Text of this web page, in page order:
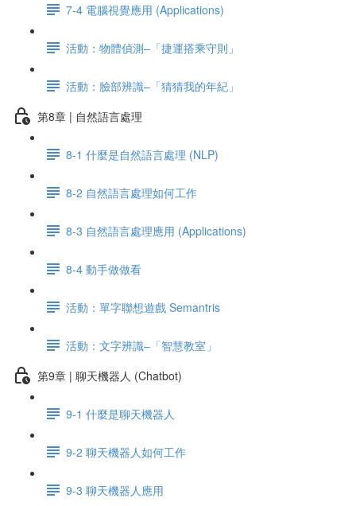
7-4 電腦視覺應用 (Applications)
活動：物體偵測–「捷運搭乘守則」
活動：臉部辨識–「猜猜我的年紀」
第8章 | 自然語言處理
8-1 什麼是自然語言處理 (NLP)
8-2 自然語言處理如何工作
8-3 自然語言處理應用 (Applications)
8-4 動手做做看
活動：單字聯想遊戲 Semantris
活動：文字辨識–「智慧教室」
第9章 | 聊天機器人 (Chatbot)
9-1 什麼是聊天機器人
9-2 聊天機器人如何工作
9-3 聊天機器人應用